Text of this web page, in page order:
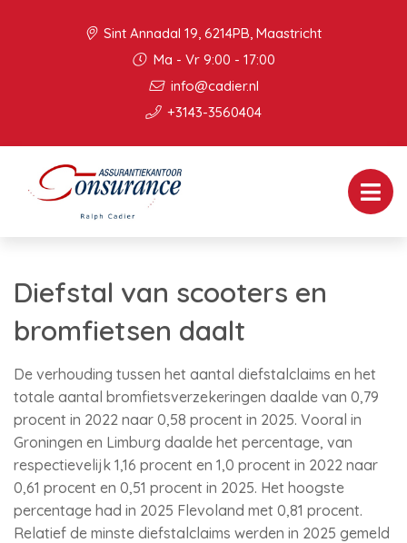
Sint Annadal 19, 6214PB, Maastricht
Ma - Vr 9:00 - 17:00
info@cadier.nl
+3143-3560404
Diefstal van scooters en
bromfietsen daalt
De verhouding tussen het aantal diefstalclaims en het
totale aantal bromfietsverzekeringen daalde van 0,79
procent in 2022 naar 0,58 procent in 2025. Vooral in
Groningen en Limburg daalde het percentage, van
respectievelijk 1,16 procent en 1,0 procent in 2022 naar
0,61 procent en 0,51 procent in 2025. Het hoogste
percentage had in 2025 Flevoland met 0,81 procent.
Relatief de minste diefstalclaims werden in 2025 gemeld